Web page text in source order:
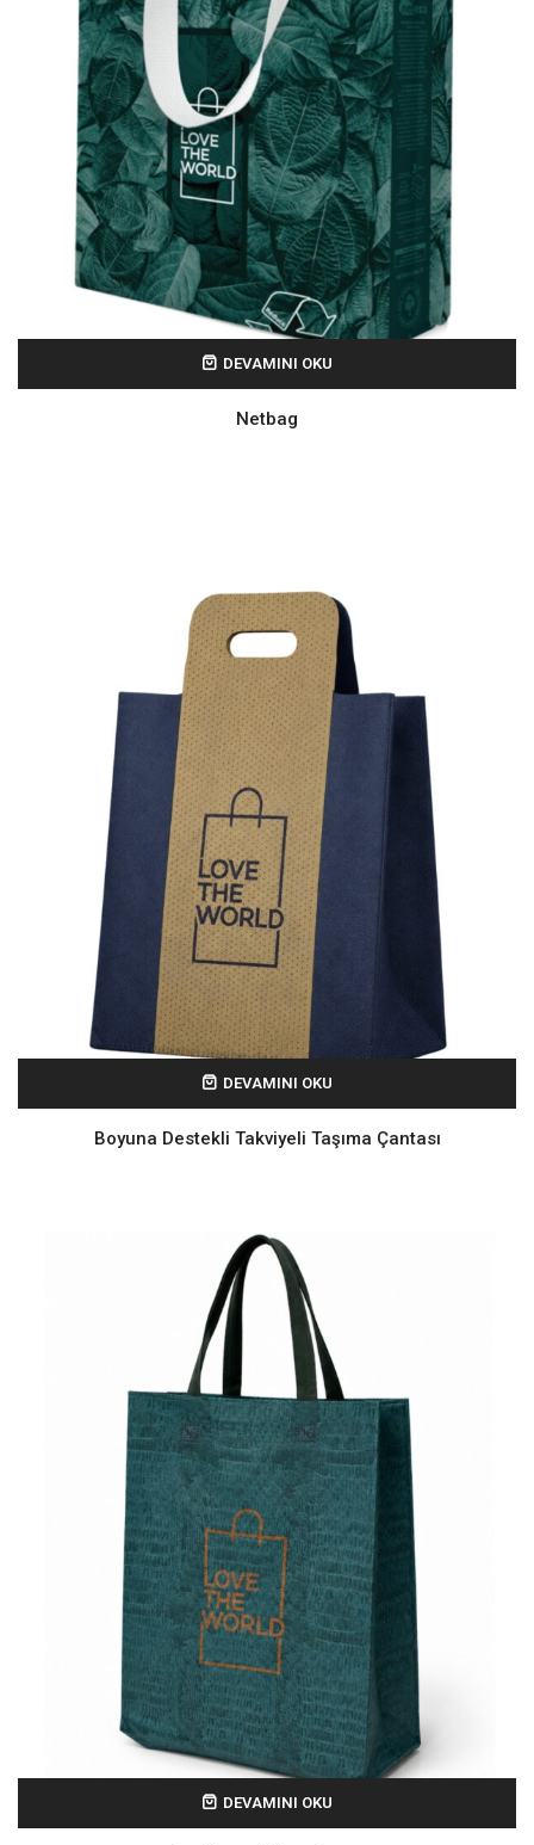
DEVAMINI OKU
Netbag
DEVAMINI OKU
Boyuna Destekli Takviyeli Taşıma Çantası
DEVAMINI OKU